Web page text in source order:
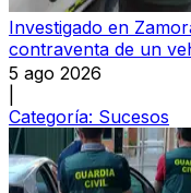
Investigado en
contraventa de un
5 ago 2026
Categoría: Sucesos